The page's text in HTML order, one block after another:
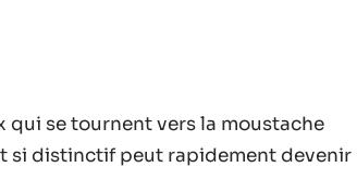
qui se tournent vers la moustache
si distinctif peut rapidement devenir